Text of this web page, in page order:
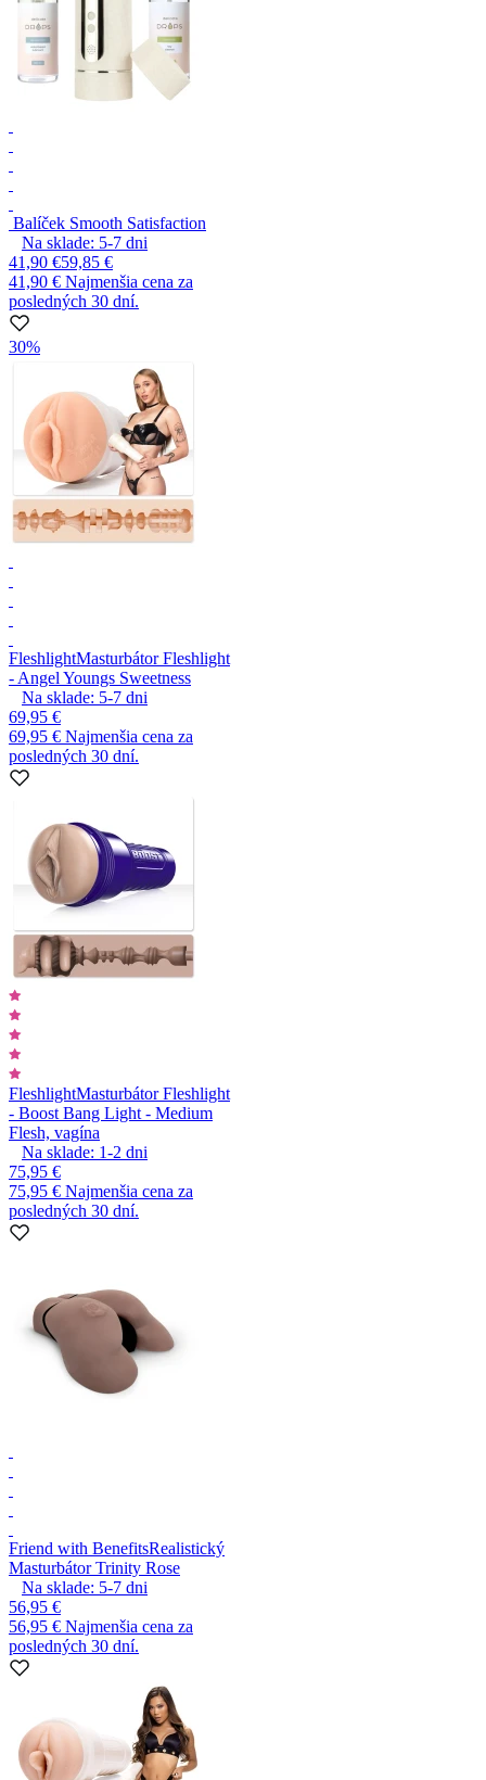
Balíček Smooth Satisfaction
Na sklade: 5-7 dni
41,90 €59,85 €
41,90 € Najmenšia cena za
posledných 30 dní.
30%
FleshlightMasturbátor Fleshlight
- Angel Youngs Sweetness
Na sklade: 5-7 dni
69,95 €
69,95 € Najmenšia cena za
posledných 30 dní.
FleshlightMasturbátor Fleshlight
- Boost Bang Light - Medium
Flesh, vagína
Na sklade: 1-2 dni
75,95 €
75,95 € Najmenšia cena za
posledných 30 dní.
Friend with BenefitsRealistický
Masturbátor Trinity Rose
Na sklade: 5-7 dni
56,95 €
56,95 € Najmenšia cena za
posledných 30 dní.